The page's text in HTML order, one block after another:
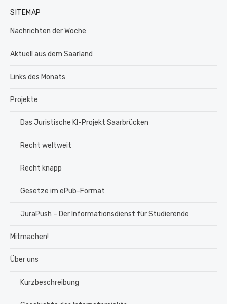
SITEMAP
Nachrichten der Woche
Aktuell aus dem Saarland
Links des Monats
Projekte
Das Juristische KI-Projekt Saarbrücken
Recht weltweit
Recht knapp
Gesetze im ePub-Format
JuraPush – Der Informationsdienst für Studierende
Mitmachen!
Über uns
Kurzbeschreibung